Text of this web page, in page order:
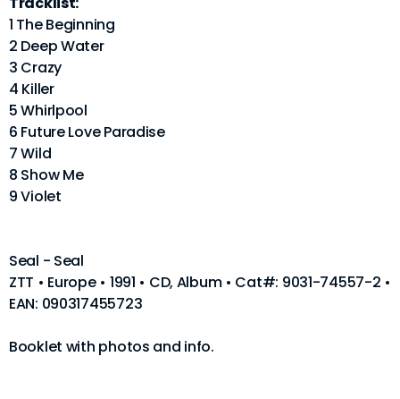
1 The Beginning
2 Deep Water
3 Crazy
4 Killer
5 Whirlpool
6 Future Love Paradise
7 Wild
8 Show Me
9 Violet
Seal - Seal
ZTT • Europe • 1991 • CD, Album • Cat#: 9031-74557-2 •
EAN: 090317455723
Booklet with photos and info.